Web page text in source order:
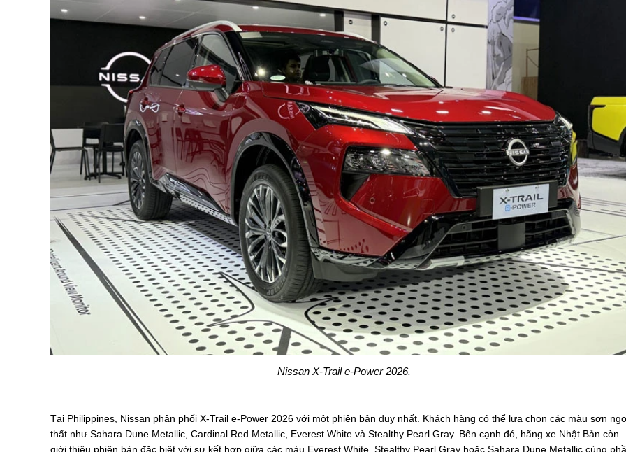
Nissan X-Trail e-Power 2026.
Tại Philippines, Nissan phân phối X-Trail e-Power 2026 với một phiên bản duy nhất. Khách hàng có thể lựa chọn các màu sơn
thất như Sahara Dune Metallic, Cardinal Red Metallic, Everest White và Stealthy Pearl Gray. Bên cạnh đó, hãng xe Nhật Bản còn
giới thiệu phiên bản đặc biệt với sự kết hợp giữa các màu Everest White, Stealthy Pearl Gray hoặc Sahara Dune Metallic cùng